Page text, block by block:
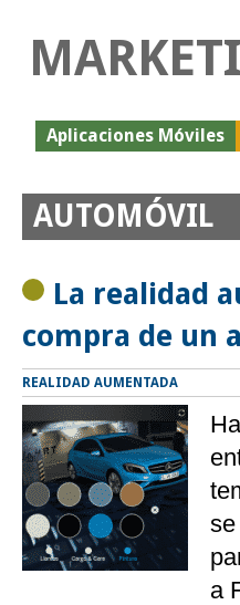
Aplicaciones Móviles
AUTOMÓVIL
La realidad
compra de un
REALIDAD AUMENTADA
a